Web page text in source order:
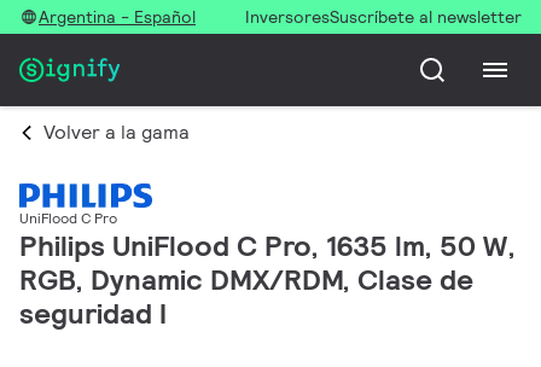
Argentina - Español InversoresSuscríbete al newsletter
Volver a la gama
UniFlood C Pro
Philips UniFlood C Pro, 1635 lm, 50 W,
RGB, Dynamic DMX/RDM, Clase de
seguridad I